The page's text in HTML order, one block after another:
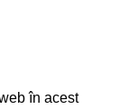
în acest